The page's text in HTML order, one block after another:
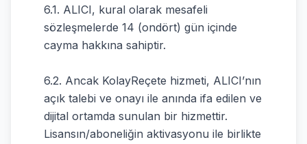
6.1. ALICI, kural olarak mesafeli
sözleşmelerde 14 (ondört) gün içinde
cayma hakkına sahiptir.
6.2. Ancak KolayReçete hizmeti, ALICI’nın
açık talebi ve onayı ile anında ifa edilen ve
dijital ortamda sunulan bir hizmettir.
Lisansın/aboneliğin aktivasyonu ile birlikte